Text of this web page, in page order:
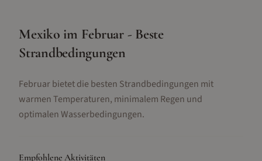
Mexiko im Februar - Beste
Strandbedingungen
Februar bietet die besten Strandbedingungen mit
warmen Temperaturen, minimalem Regen und
optimalen Wasserbedingungen.
Empfohlene Aktivitäten